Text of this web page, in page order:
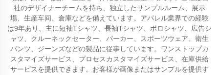
社のデザイナーチームを持ち、独立したサンプルルーム、展示
場、生産车间、倉庫などを備えています。アパレル業界での経験
は9年あり、主に短袖Tシャツ、長袖Tシャツ、ポロシャツ、広告シ
ャツ、クルーネックセーター、パーカー、スポーツウェア、衛生
パンツ、ジーンズなどの製品に従事しています。ワンストップカ
スタマイズサービス、プロセスカスタマイズサービス、在庫供給
サービスを提供できます。お客様が画像またはサンプルを提供す